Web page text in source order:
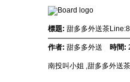
標題: 甜多多外送茶
作者: 甜多多外送 時間:
南投叫小姐 ,甜多多外送